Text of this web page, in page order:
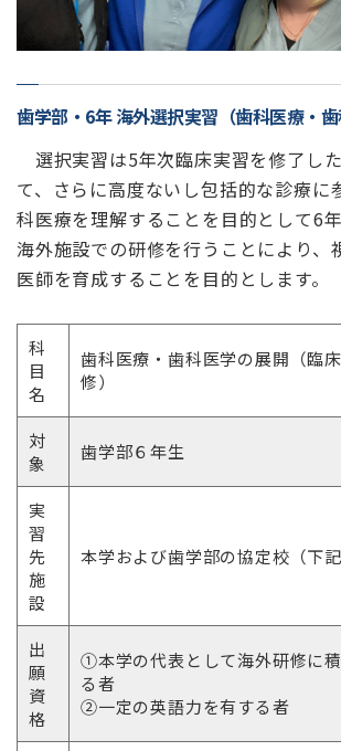
歯学部・6年 海外選択実習（歯科医療・
選択実習は5年次臨床実習を修了し
て、さらに高度ないし包括的な診療に
科医療を理解することを目的として6年
海外施設での研修を行うことにより、
医師を育成することを目的とします。
科
目
名
歯科医療・歯科医学の展開（
修）
対
象
歯学部６年生
実
習
先
施
設
本学および歯学部の協定校（下記
出
願
資
格
①本学の代表として海外研修に
る者
②一定の英語力を有する者